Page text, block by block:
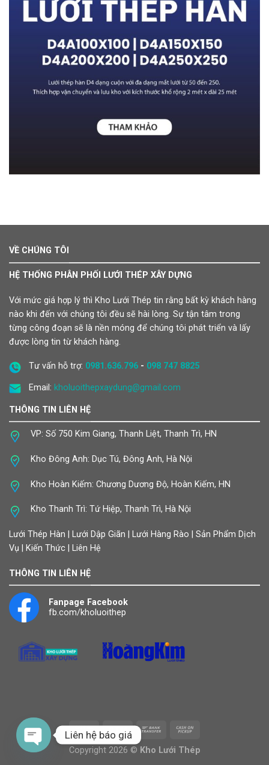
VỀ CHÚNG TÔI
HỆ THỐNG PHÂN PHỐI LƯỚI THÉP XÂY DỰNG
Với mức giá hợp lý thì Kho Lưới Thép tin rằng bất kỳ khách hàng
nào khi đến với chúng tôi đều sẽ hài lòng. Sự tận tâm trong
từng công đoạn sẽ là nền móng để chúng tôi phát triển và lấy
được lòng tin từ khách hàng.
Tư vấn hỗ trợ: 0981.636.796- 098 747 8825
Email: kholuoithepxaydung@gmail.com
THÔNG TIN LIÊN HỆ
VP: Số 750 Kim Giang, Thanh Liệt, Thanh Trì, HN
Kho Đông Anh: Dục Tú, Đông Anh, Hà Nội
Kho Hoàn Kiếm: Chương Dương Độ, Hoàn Kiếm, HN
Kho Thanh Trì: Tứ Hiệp, Thanh Trì, Hà Nội
Lưới Thép Hàn | Lưới Dập Giãn | Lưới Hàng Rào | Sản Phẩm Dịch
Vụ | Kiến Thức | Liên Hệ
THÔNG TIN LIÊN HỆ
Fanpage Facebook
fb.com/kholuoithep
Copyright 2026 © Kho Lưới Thép
Liên hệ báo giá